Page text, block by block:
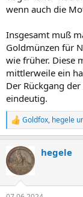
wenn auch die
Insgesamt muß
Goldmünzen für
wie früher. Diese
mittlerweile ein
Der Rückgang
eindeutig.
R
e
k
t
i
Goldfox, hegele
hegele